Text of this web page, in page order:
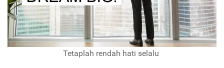
Tetaplah rendah hati selalu